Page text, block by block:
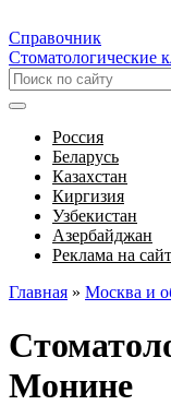
Справочник
Стоматологические
Россия
Беларусь
Казахстан
Киргизия
Узбекистан
Азербайджан
Реклама на
Главная » Москва и
Монине